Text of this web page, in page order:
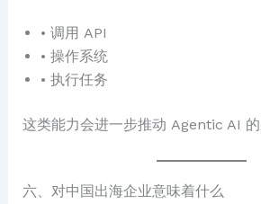
• 调用 API
• 操作系统
• 执行任务
这类能力会进一步推动 Agentic AI 的
六、对中国出海企业意味着什么